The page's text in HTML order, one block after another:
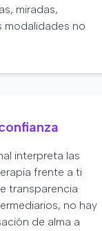
miradas,
modalidades no
interpreta las
frente a ti
transparencia
no hay
de alma a